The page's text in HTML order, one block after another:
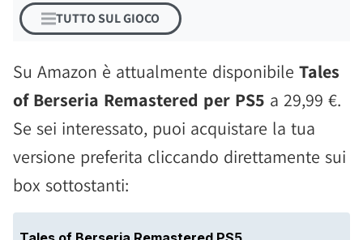
TUTTO SUL GIOCO
Su Amazon è attualmente disponibile Tales
of Berseria Remastered per PS5 a 29,99 €.
Se sei interessato, puoi acquistare la tua
versione preferita cliccando direttamente sui
box sottostanti: